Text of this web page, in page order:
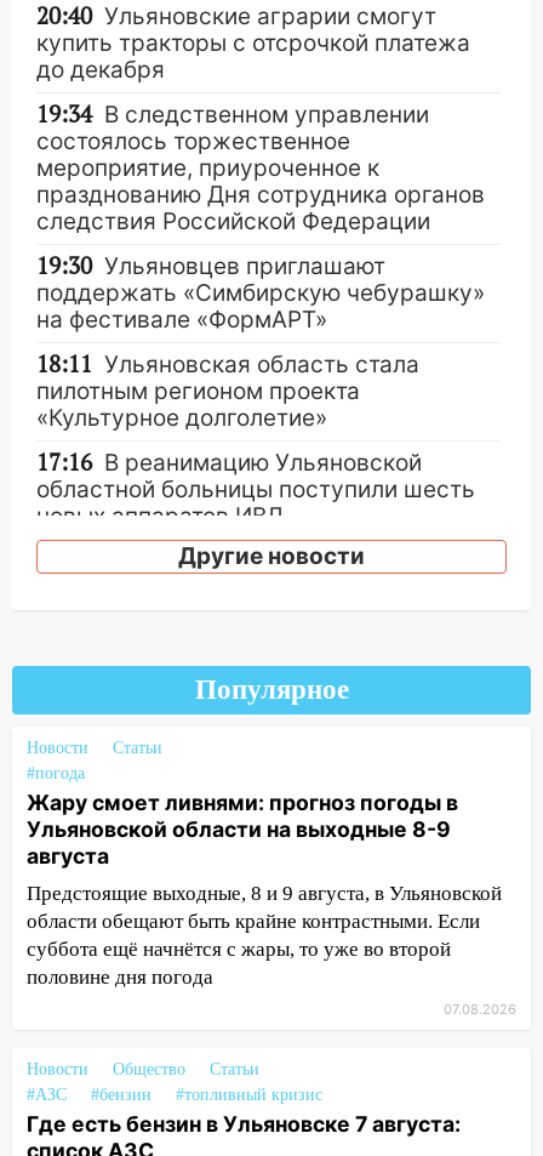
20:40 Ульяновские аграрии смогут
купить тракторы с отсрочкой платежа
до декабря
19:34 В следственном управлении
состоялось торжественное
мероприятие, приуроченное к
празднованию Дня сотрудника органов
следствия Российской Федерации
19:30 Ульяновцев приглашают
поддержать «Симбирскую чебурашку»
на фестивале «ФормАРТ»
18:11 Ульяновская область стала
пилотным регионом проекта
«Культурное долголетие»
17:16 В реанимацию Ульяновской
областной больницы поступили шесть
новых аппаратов ИВЛ
16:51
В Чердаклинском районе
16:35 В Ульяновске установили ещё
девять бункеров для крупногабаритного
мусора
16:26
В Ульяновске бесплатно покажут
матч «Волги» под открытым небом
16:12 В Ульяновском госуниверситете
разработают отечественный прибор для
цифровой ПЦР
15:47 Ульяновцы могут вернуть деньги
за абонементы закрывшегося фитнес-
клуба «Рекорд-Fitness»
области привели в порядок детские
площадки
Другие новости
Популярное
Новости
Статьи
#погода
Жару смоет ливнями: прогноз погоды в
Ульяновской области на выходные 8-9
августа
Предстоящие выходные, 8 и 9 августа, в Ульяновской
области обещают быть крайне контрастными. Если
суббота ещё начнётся с жары, то уже во второй
половине дня погода
07.08.2026
Новости Общество
Статьи
#АЗС
#бензин #топливный кризис
Где есть бензин в Ульяновске 7 августа:
список АЗС